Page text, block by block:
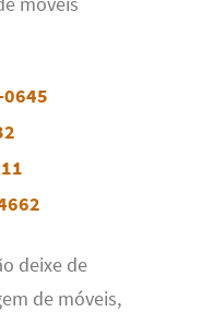
deixe de
de móveis,